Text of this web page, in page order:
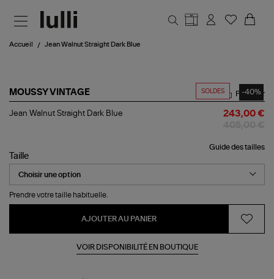
Accueil Jean Walnut Straight Dark Blue
SOLDES -40%
MOUSSY VINTAGE
Jean
Blue
Partager
Jean Walnut Straight Dark Blue 243,00 €
Guide des tailles
Taille
Prendre votre taille habituelle.
AJOUTER AU PANIER
VOIR DISPONIBILITÉ EN BOUTIQUE